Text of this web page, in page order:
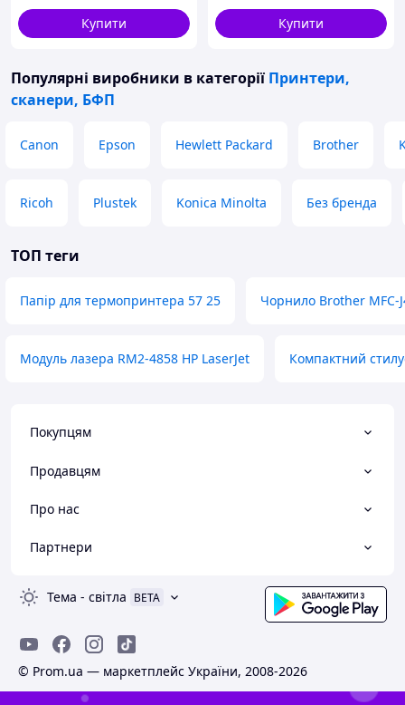
Купити
Купити
Популярні виробники в категорії Принтери,
сканери, БФП
Canon Epson Hewlett Packard Brother
Ricoh Plustek Konica Minolta Без бренда
ТОП теги
Папір для термопринтера 57 25 Чорнило Brother MFC-
Модуль лазера RM2-4858 HP LaserJet Компактний
Покупцям
Продавцям
Про нас
Партнери
Тема - світла BETA
© Prom.ua — маркетплейс України, 2008-2026